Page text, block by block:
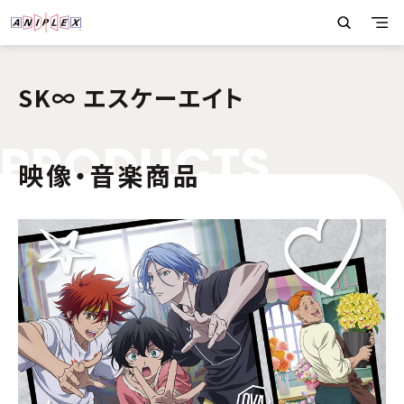
SK∞ エスケーエイト
PRODUC
映像・音楽商品